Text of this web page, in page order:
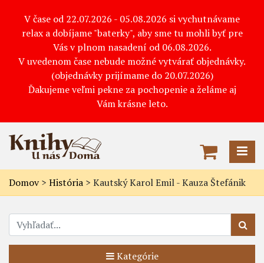
V čase od 22.07.2026 - 05.08.2026 si vychutnávame
relax a dobíjame "baterky", aby sme tu mohli byť pre
Vás v plnom nasadení od 06.08.2026.
V uvedenom čase nebude možné vytvárať objednávky.
(objednávky prijímame do 20.07.2026)
Ďakujeme veľmi pekne za pochopenie a želáme aj
Vám krásne leto.
Domov> História > Kautský Karol Emil - Kauza Štefánik
Kategórie